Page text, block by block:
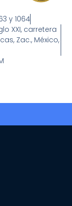
y 1064
XXI, carretera
Zac., México,